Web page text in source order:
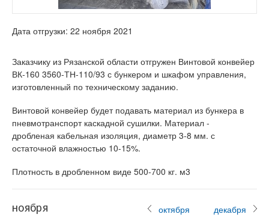
Дата отгрузки: 22 ноября 2021
Заказчику из Рязанской области отгружен Винтовой конвейер
ВК-160 3560-ТН-110/93 с бункером и шкафом управления,
изготовленный по техническому заданию.
Винтовой конвейер будет подавать материал из бункера в
пневмотранспорт каскадной сушилки. Материал -
дробленая кабельная изоляция, диаметр 3-8 мм. с
остаточной влажностью 10-15%.
Плотность в дробленном виде 500-700 кг. м3
октября декабря
ноября